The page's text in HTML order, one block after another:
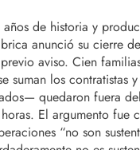
años de historia y
anunció su cierre
aviso. Cien
suman los contratistas
quedaron fuera
El argumento fue
“no son